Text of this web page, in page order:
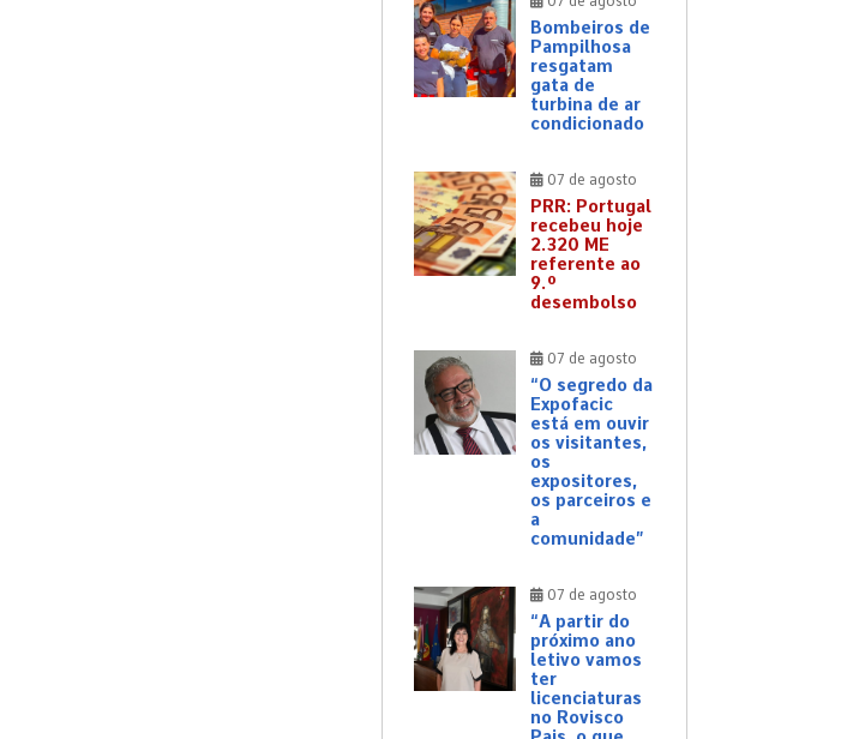
Bombeiros de
Pampilhosa
resgatam
gata de
turbina de ar
condicionado
07 de agosto
PRR: Portugal
recebeu hoje
2.320 ME
referente ao
9.º
desembolso
07 de agosto
“O segredo da
Expofacic
está em ouvir
os visitantes,
os
expositores,
os parceiros e
a
comunidade”
07 de agosto
“A partir do
próximo ano
letivo vamos
ter
licenciaturas
no Rovisco